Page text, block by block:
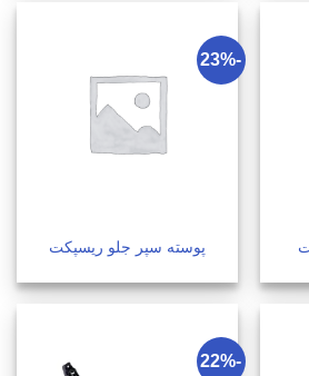
-23%
پوسته سپر جلو ریسپکت
-22%